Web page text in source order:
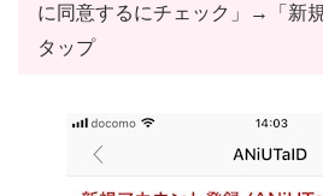
に同意するにチェック」→「新
タップ